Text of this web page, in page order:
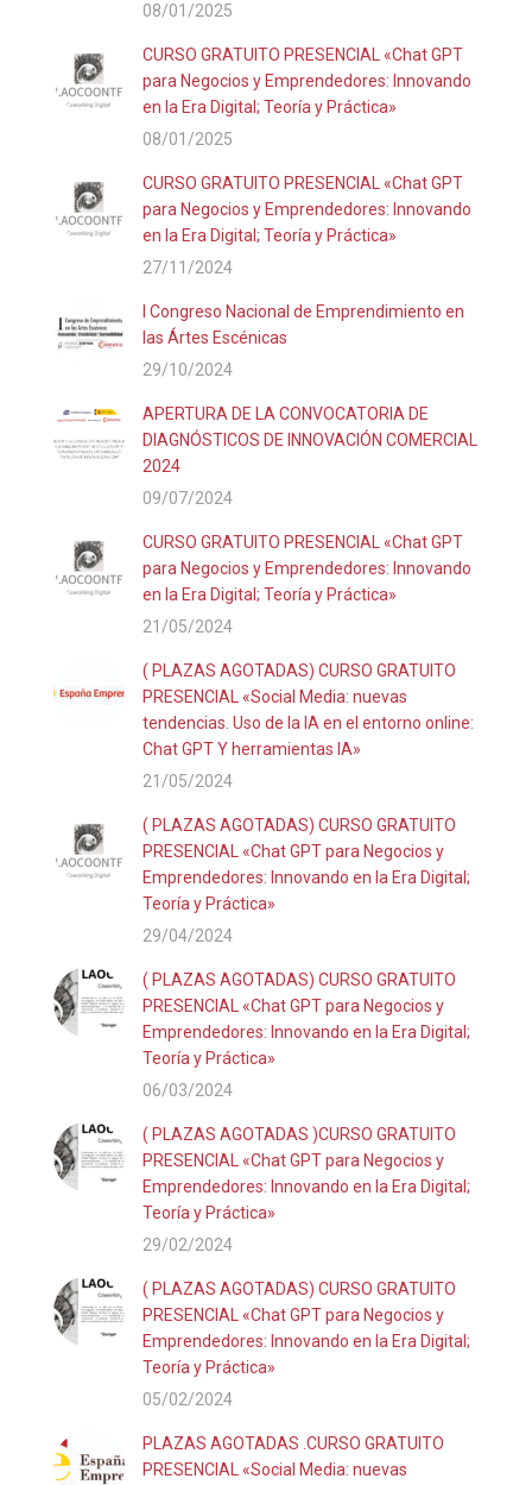
08/01/2025
CURSO GRATUITO PRESENCIAL «Chat GPT
para Negocios y Emprendedores: Innovando
en la Era Digital; Teoría y Práctica»
08/01/2025
CURSO GRATUITO PRESENCIAL «Chat GPT
para Negocios y Emprendedores: Innovando
en la Era Digital; Teoría y Práctica»
27/11/2024
I Congreso Nacional de Emprendimiento en
las Ártes Escénicas
29/10/2024
APERTURA DE LA CONVOCATORIA DE
DIAGNÓSTICOS DE INNOVACIÓN COMERCIAL
2024
09/07/2024
CURSO GRATUITO PRESENCIAL «Chat GPT
para Negocios y Emprendedores: Innovando
en la Era Digital; Teoría y Práctica»
21/05/2024
( PLAZAS AGOTADAS) CURSO GRATUITO
PRESENCIAL «Social Media: nuevas
tendencias. Uso de la IA en el entorno online:
Chat GPT Y herramientas IA»
21/05/2024
( PLAZAS AGOTADAS) CURSO GRATUITO
PRESENCIAL «Chat GPT para Negocios y
Emprendedores: Innovando en la Era Digital;
Teoría y Práctica»
29/04/2024
( PLAZAS AGOTADAS) CURSO GRATUITO
PRESENCIAL «Chat GPT para Negocios y
Emprendedores: Innovando en la Era Digital;
Teoría y Práctica»
06/03/2024
( PLAZAS AGOTADAS )CURSO GRATUITO
PRESENCIAL «Chat GPT para Negocios y
Emprendedores: Innovando en la Era Digital;
Teoría y Práctica»
29/02/2024
( PLAZAS AGOTADAS) CURSO GRATUITO
PRESENCIAL «Chat GPT para Negocios y
Emprendedores: Innovando en la Era Digital;
Teoría y Práctica»
05/02/2024
PLAZAS AGOTADAS .CURSO GRATUITO
PRESENCIAL «Social Media: nuevas